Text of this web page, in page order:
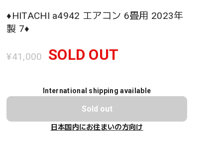
♦️HITACHI a4942 エアコン 6畳用 2023年
製 7♦️
¥41,000 SOLD OUT
International shipping available
Sold out
日本国内にお住まいの方向け